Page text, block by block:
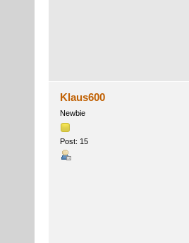
Klaus600
Newbie
Post: 15